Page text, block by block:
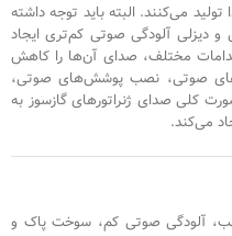
می‌کنند. البته باید توجه داشته
و دیزلی آلودگی صوتی کم‌تری ایجاد
مختلف، صدای آن‌ها را کاهش
صوتی، نصب پوشش‌های صوتی،
کلی صدای ژنراتورهای گازسوز به
می‌کند.
آلودگی صوتی کم، سوخت پاک و